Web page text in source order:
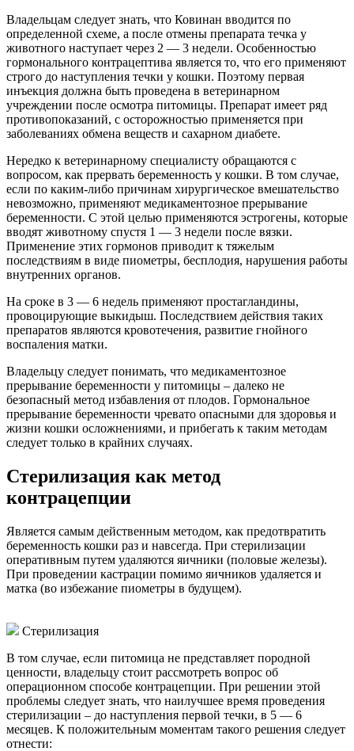
Владельцам следует знать, что Ковинан вводится по
определенной схеме, а после отмены препарата течка у
животного наступает через 2 — 3 недели. Особенностью
гормонального контрацептива является то, что его применяют
строго до наступления течки у кошки. Поэтому первая
инъекция должна быть проведена в ветеринарном
учреждении после осмотра питомицы. Препарат имеет ряд
противопоказаний, с осторожностью применяется при
заболеваниях обмена веществ и сахарном диабете.
Нередко к ветеринарному специалисту обращаются с
вопросом, как прервать беременность у кошки. В том случае,
если по каким-либо причинам хирургическое вмешательство
невозможно, применяют медикаментозное прерывание
беременности. С этой целью применяются эстрогены, которые
вводят животному спустя 1 — 3 недели после вязки.
Применение этих гормонов приводит к тяжелым
последствиям в виде пиометры, бесплодия, нарушения работы
внутренних органов.
На сроке в 3 — 6 недель применяют простагландины,
провоцирующие выкидыш. Последствием действия таких
препаратов являются кровотечения, развитие гнойного
воспаления матки.
Владельцу следует понимать, что медикаментозное
прерывание беременности у питомицы – далеко не
безопасный метод избавления от плодов. Гормональное
прерывание беременности чревато опасными для здоровья и
жизни кошки осложнениями, и прибегать к таким методам
следует только в крайних случаях.
Стерилизация как метод
контрацепции
Является самым действенным методом, как предотвратить
беременность кошки раз и навсегда. При стерилизации
оперативным путем удаляются яичники (половые железы).
При проведении кастрации помимо яичников удаляется и
матка (во избежание пиометры в будущем).
Стерилизация
В том случае, если питомица не представляет породной
ценности, владельцу стоит рассмотреть вопрос об
операционном способе контрацепции. При решении этой
проблемы следует знать, что наилучшее время проведения
стерилизации – до наступления первой течки, в 5 — 6
месяцев. К положительным моментам такого решения следует
отнести: